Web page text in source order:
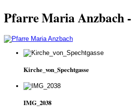
Pfarre Maria Anzbach
Kirche_von_Spechtgasse
IMG_2038